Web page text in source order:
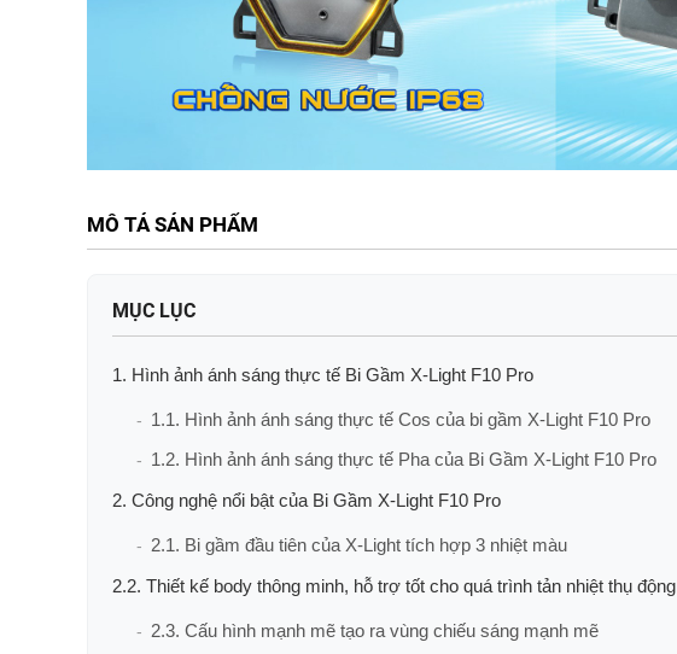
MÔ TẢ SẢN PHẨM
MỤC LỤC
1. Hình ảnh ánh sáng thực tế Bi Gầm X-Light F10 Pro
1.1. Hình ảnh ánh sáng thực tế Cos của bi gầm X-Light F10 Pro
1.2. Hình ảnh ánh sáng thực tế Pha của Bi Gầm X-Light F10 Pro
2. Công nghệ nổi bật của Bi Gầm X-Light F10 Pro
2.1. Bi gầm đầu tiên của X-Light tích hợp 3 nhiệt màu
2.2. Thiết kế body thông minh, hỗ trợ tốt cho quá trình tản nhiệt thụ động
2.3. Cấu hình mạnh mẽ tạo ra vùng chiếu sáng mạnh mẽ